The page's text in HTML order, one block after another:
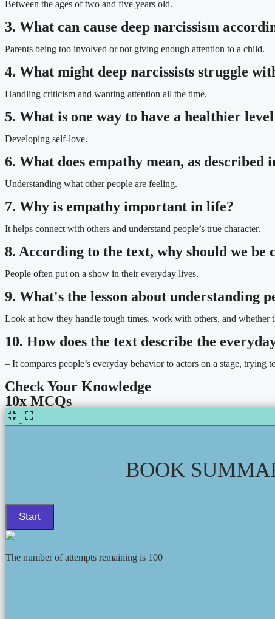
Between the ages of two and five years old.
3. What can cause deep narcissism
Parents being too involved or not giving enough attention to a child.
4. What might deep narcissists struggle
Handling criticism and wanting attention all the time.
5. What is one way to have a healthier
Developing self-love.
6. What does empathy mean, as described
Understanding what other people are feeling.
7. Why is empathy important in life?
It helps connect with others and understand people’s true character.
8. According to the text, why should we
People often put on a show in their everyday lives.
9. What's the lesson about understanding
Look at how they handle tough times, work with others, and whether
10. How does the text describe the
– It compares people’s everyday behavior to actors on a stage,
Check Your Knowledge
10x MCQs
BOOK
The number of attempts remaining is 100